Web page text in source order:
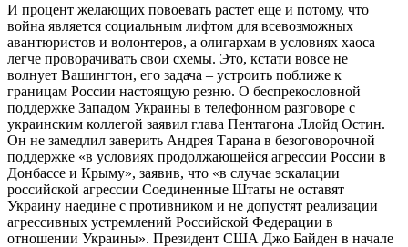
И процент желающих повоевать растет еще и потому, что
война является социальным лифтом для всевозможных
авантюристов и волонтеров, а олигархам в условиях хаоса
легче проворачивать свои схемы. Это, кстати вовсе не
волнует Вашингтон, его задача – устроить поближе к
границам России настоящую резню. О беспрекословной
поддержке Западом Украины в телефонном разговоре с
украинским коллегой заявил глава Пентагона Ллойд Остин.
Он не замедлил заверить Андрея Тарана в безоговорочной
поддержке «в условиях продолжающейся агрессии России в
Донбассе и Крыму», заявив, что «в случае эскалации
российской агрессии Соединенные Штаты не оставят
Украину наедине с противником и не допустят реализации
агрессивных устремлений Российской Федерации в
отношении Украины». Президент США Джо Байден в начале